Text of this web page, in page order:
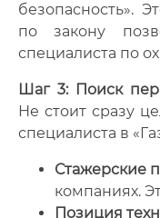
безопасность».
по закону
специалиста по
Шаг 3: Поиск
Не стоит сразу
специалиста в
Стажерские
компаниях.
Позиция